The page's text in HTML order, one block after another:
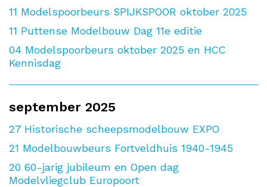
11 Modelspoorbeurs SPIJKSPOOR oktober 2025
11 Puttense Modelbouw Dag 11e editie
04 Modelspoorbeurs oktober 2025 en HCC
Kennisdag
september 2025
27 Historische scheepsmodelbouw EXPO
21 Modelbouwbeurs Fortveldhuis 1940-1945
20 60-jarig jubileum en Open dag
Modelvliegclub Europoort